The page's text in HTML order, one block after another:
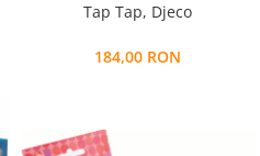
Tap Tap, Djeco
184,00 RON